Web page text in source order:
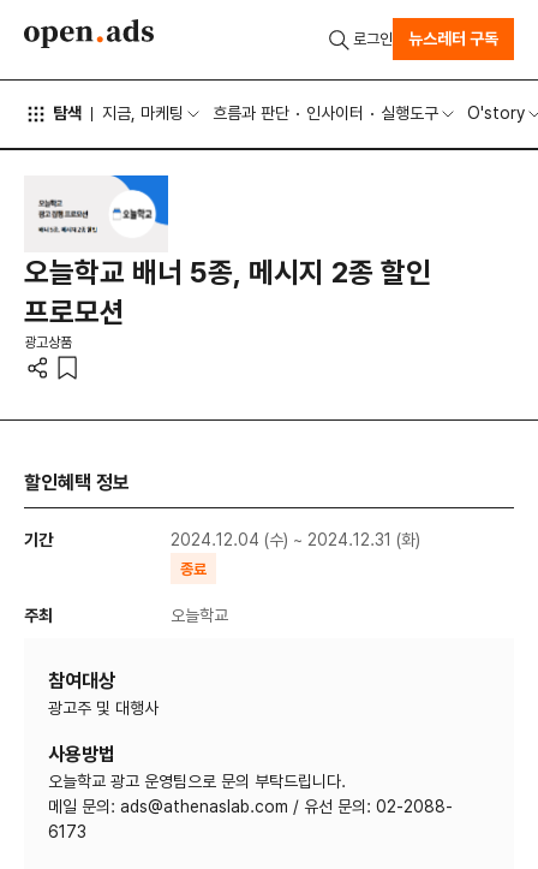
탐색 지금, 마케팅 흐름과 판단 인사이터 실행도구 O'story
로그인 뉴스레터 구독
오늘학교 배너 5종, 메시지 2종 할인
프로모션
광고상품
할인혜택 정보
기간 2024.12.04 (수) ~ 2024.12.31 (화)
종료
주최 오늘학교
참여대상
사용방법
오늘학교 광고 운영팀으로 문의 부탁드립니다.
메일 문의: ads@athenaslab.com / 유선 문의: 02-2088-
6173